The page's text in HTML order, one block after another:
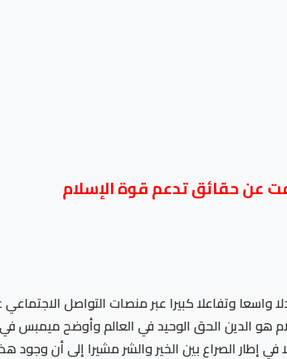
عن حقائق تدعم قوة الإسلام
واسعا وتفاعلا كبيرا عبر منصات التواصل
هو الدين الحق الوحيد في العالم وأوضح
في إطار الصراع بين الخير والشر مشيرا إلى أن